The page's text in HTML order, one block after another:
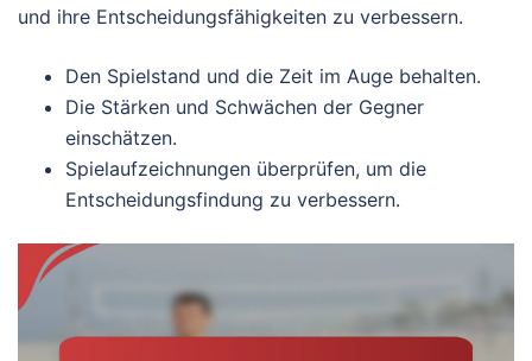
und ihre Entscheidungsfähigkeiten zu verbessern.
Den Spielstand und die Zeit im Auge behalten.
Die Stärken und Schwächen der Gegner
einschätzen.
Spielaufzeichnungen überprüfen, um die
Entscheidungsfindung zu verbessern.